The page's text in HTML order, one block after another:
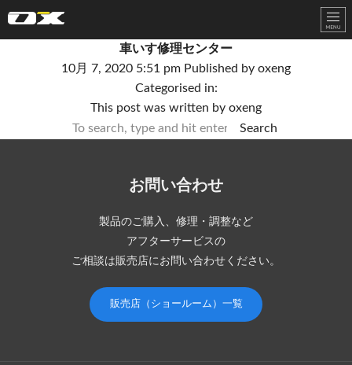
車いす修理センター
10月 7, 2020 5:51 pm Published by oxeng
Categorised in:
This post was written by oxeng
Search
お問い合わせ
製品のご購入、修理・調整など
アフターサービスの
ご相談は販売店にお問い合わせください。
販売店（ショールーム）一覧